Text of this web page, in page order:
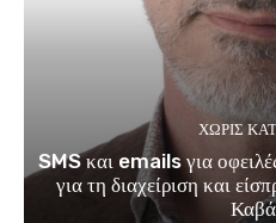
ΧΩΡΊΣ
SMS και emails για
για τη διαχείριση και